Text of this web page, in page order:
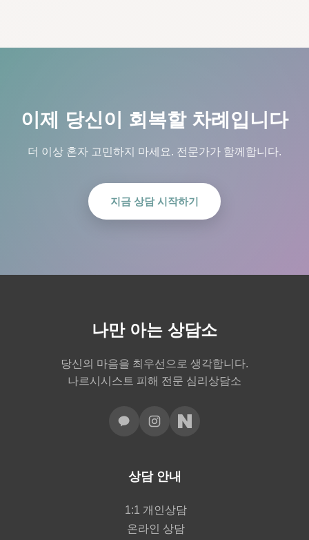
이제 당신이 회복할 차례입니다
더 이상 혼자 고민하지 마세요. 전문가가 함께합니다.
지금 상담 시작하기
나만 아는 상담소
당신의 마음을 최우선으로 생각합니다.
나르시시스트 피해 전문 심리상담소
상담 안내
1:1 개인상담
온라인 상담